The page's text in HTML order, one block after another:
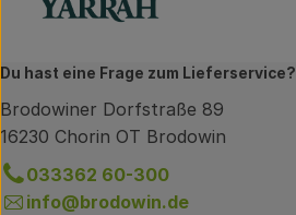
Du hast eine Frage zum Lieferservice?
Brodowiner Dorfstraße 89
16230 Chorin OT Brodowin
033362 60-300
info@brodowin.de